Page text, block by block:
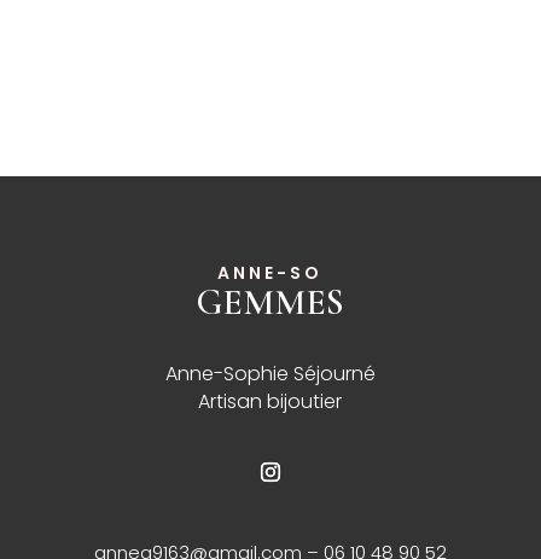
ANNE-SO
GEMMES
Anne-Sophie Séjourné
Artisan bijoutier
annea9163@gmail.com – 06 10 48 90 52